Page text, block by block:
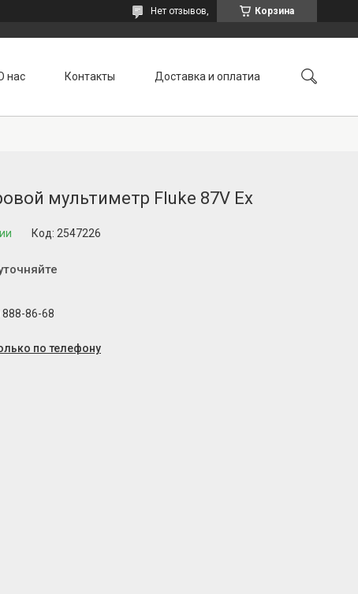
Корзина
Нет отзывов,
нас Контакты Доставка и оплатиа
мультиметр Fluke 87V Ex
Код: 2547226
888-86-68
по телефону